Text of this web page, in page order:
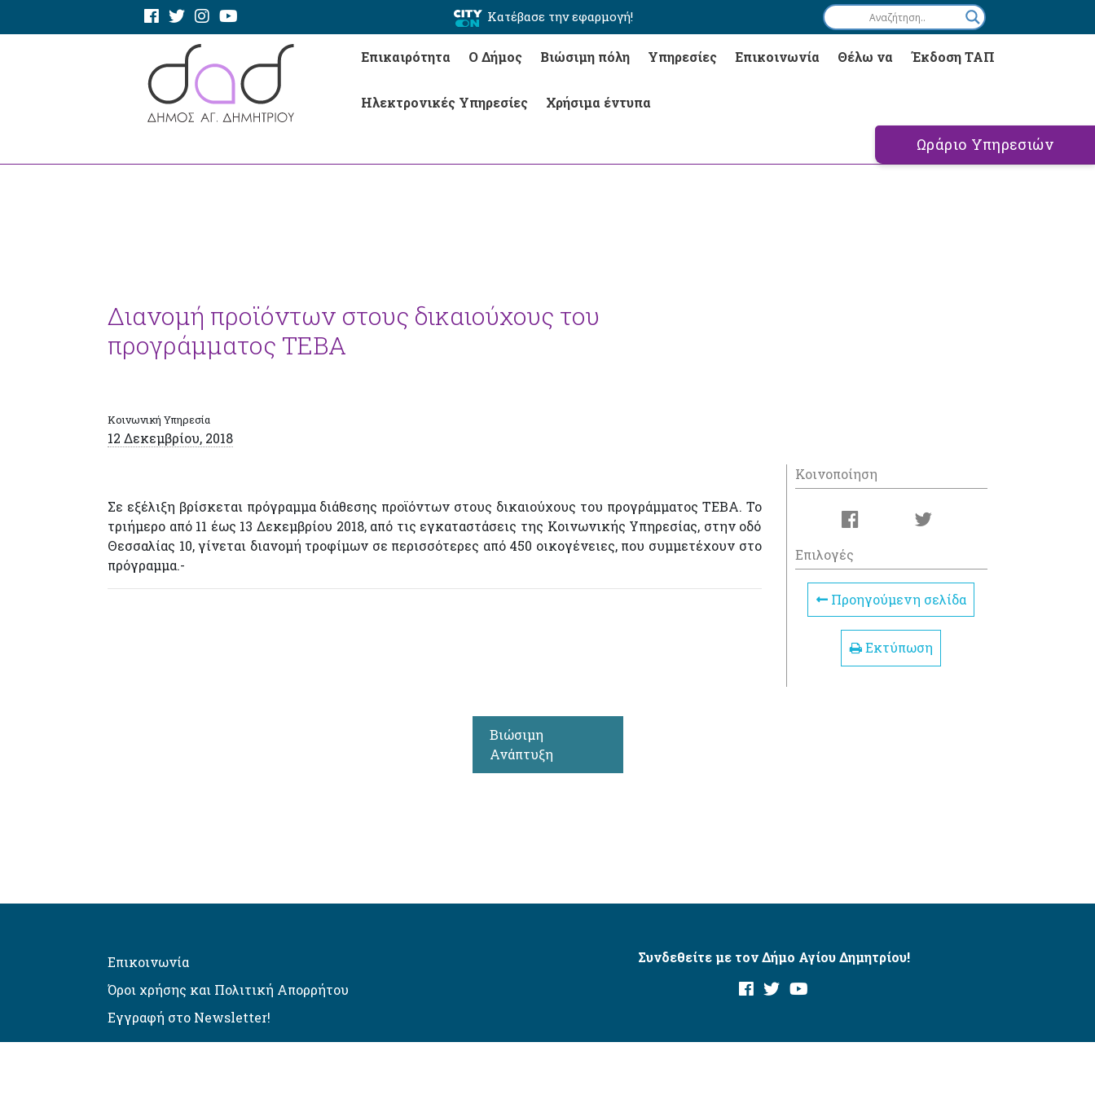
Κατέβασε την εφαρμογή!
Επικαιρότητα Ο Δήμος Βιώσιμη πόλη Υπηρεσίες Επικοινωνία Θέλω να Έκδοση ΤΑΠ
Ηλεκτρονικές Υπηρεσίες Χρήσιμα έντυπα
Ωράριο Υπηρεσιών
Διανομή προϊόντων στους δικαιούχους του
προγράμματος ΤΕΒΑ
Κοινωνική Υπηρεσία
12 Δεκεμβρίου, 2018
Σε εξέλιξη βρίσκεται πρόγραμμα διάθεσης προϊόντων στους δικαιούχους του προγράμματος ΤΕΒΑ. Το
τριήμερο από 11 έως 13 Δεκεμβρίου 2018, από τις εγκαταστάσεις της Κοινωνικής Υπηρεσίας, στην οδό
Θεσσαλίας 10, γίνεται διανομή τροφίμων σε περισσότερες από 450 οικογένειες, που συμμετέχουν στο
πρόγραμμα.-
Κοινοποίηση
Επιλογές
Προηγούμενη σελίδα
Εκτύπωση
Βιώσιμη
Ανάπτυξη
Επικοινωνία
Όροι χρήσης και Πολιτική Απορρήτου
Εγγραφή στο Newsletter!
Συνδεθείτε με τον Δήμο Αγίου Δημητρίου!